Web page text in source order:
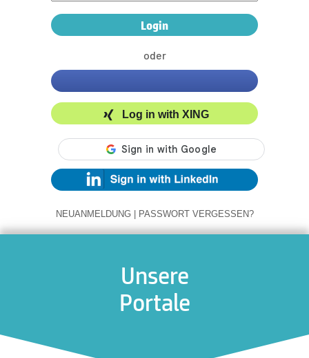
oder
Log in with XING
NEUANMELDUNG | PASSWORT VERGESSEN?
Unsere
Portale